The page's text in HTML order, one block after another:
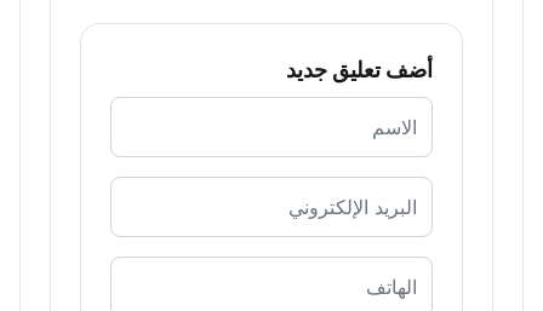
أضف تعليق جديد